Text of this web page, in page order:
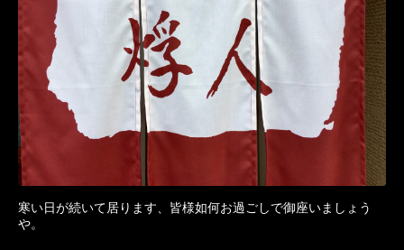
寒い日が続いて居ります、皆様如何お過ごしで御座いましょう
や。